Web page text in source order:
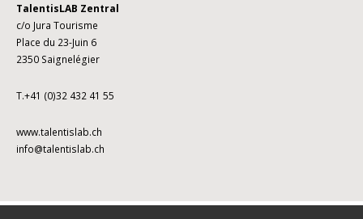
TalentisLAB Zentral
c/o Jura Tourisme
Place du 23-Juin 6
2350 Saignelégier
T.+41 (0)32 432 41 55
www.talentislab.ch
info@talentislab.ch